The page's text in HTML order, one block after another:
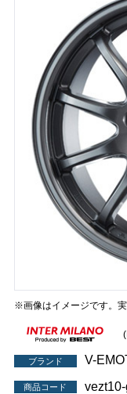
※画像はイメージです。実
ブランド V-
商品コード